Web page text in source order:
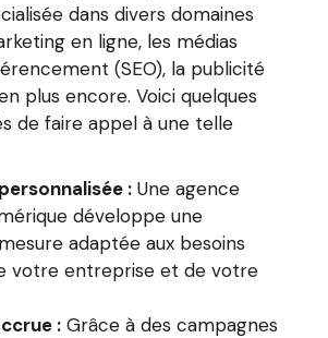
dans divers domaines
en ligne, les médias
(SEO), la publicité
plus encore. Voici quelques
de faire appel à une telle
: Une agence
développe une
adaptée aux besoins
votre entreprise et de votre
: Grâce à des campagnes